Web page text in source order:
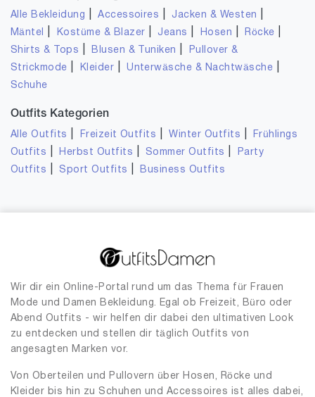
Alle Bekleidung |Accessoires Jacken & Westen
Mäntel Kostüme & Blazer Jeans Hosen Röcke
Shirts & Tops Blusen & Tuniken
Pullover &
Strickmode
Kleider |Unterwäsche & Nachtwäsche
Schuhe
Outfits Kategorien
Alle Outfits Freizeit Outfits |Winter Outfits
Frühlings
Outfits
Herbst Outfits Sommer Outfits
Party
Outfits
Sport Outfits Business Outfits
Wir dir ein Online-Portal rund um das Thema für Frauen
Mode und Damen Bekleidung. Egal ob Freizeit, Büro oder
Abend Outfits - wir helfen dir dabei den ultimativen Look
zu entdecken und stellen dir täglich Outfits von
angesagten Marken vor.
Von Oberteilen und Pullovern über Hosen, Röcke und
Kleider bis hin zu Schuhen und Accessoires ist alles dabei,